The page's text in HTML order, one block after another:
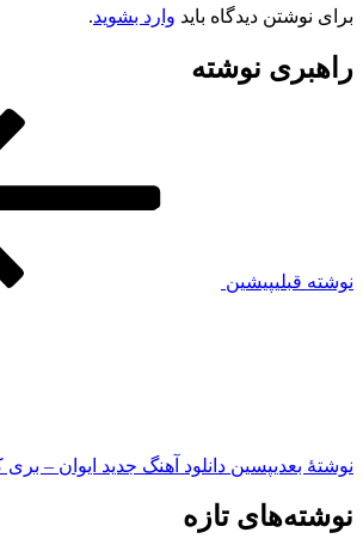
برای نوشتن دیدگاه باید وارد بشوید.
راهبری نوشته
نوشته قبلیپیشین
نوشته‌ٔ بعدیپسین دانلود آهنگ جدید ایوان –
نوشته‌های تازه